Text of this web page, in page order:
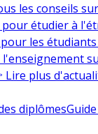
les conseils
étudier à
les
l'enseignement
Lire plus
diplômes